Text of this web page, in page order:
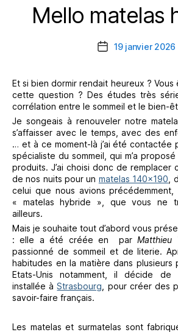
Mello matelas
Date19 janvier 2026
Et si bien dormir rendait heureux ?
cette question ? Des études très
corrélation entre le sommeil et le bien-
Je songeais à renouveler notre
s’affaisser avec le temps, avec des
… et à ce moment-là j’ai été contactée
spécialiste du sommeil, qui m’a
produits. J’ai choisi donc de remplacer
de nos nuits pour un matelas 140×190 ,
celui que nous avions
« matelas hybride », que vous ne
ailleurs.
Mais je souhaite tout d’abord vous
: elle a été créée en
parMatthieu
passionné de sommeil et de literie.
habitudes en la matière dans plusieurs
Etats-Unis notamment, il décide de
installée àStrasbourg , pour créer des
savoir-faire français.
Les matelas et surmatelas sont